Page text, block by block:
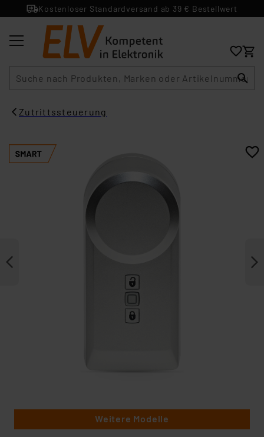
Kostenloser Standardversand ab 39 € Bestellwert
Zutrittssteuerung
Weitere Modelle